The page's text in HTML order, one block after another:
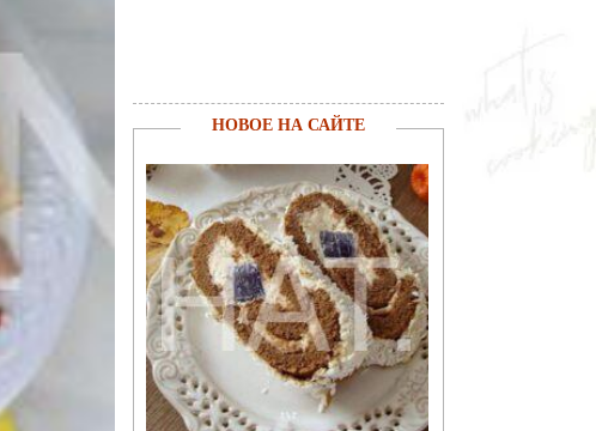
НОВОЕ НА САЙТЕ